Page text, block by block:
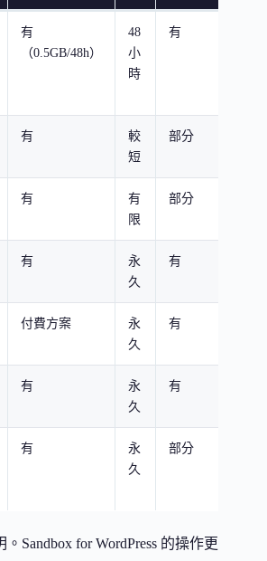
有
（0.5GB/48h）
48
小
時
有
有
較
短
部分
有
有
限
部分
有
永
久
有
付費方案
永
久
有
有
永
久
有
有
永
久
部分
Sandbox for WordPress 的操作更